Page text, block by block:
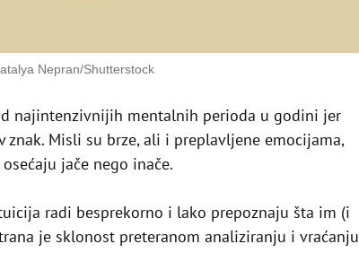
Nepran/Shutterstock
najintenzivnijih mentalnih perioda u godini jer
Misli su brze, ali i preplavljene emocijama,
jače nego inače.
radi besprekorno i lako prepoznaju šta im (i
je sklonost preteranom analiziranju i vraćanju